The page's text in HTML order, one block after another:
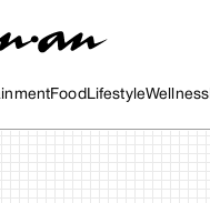
Food LifestyleWellness